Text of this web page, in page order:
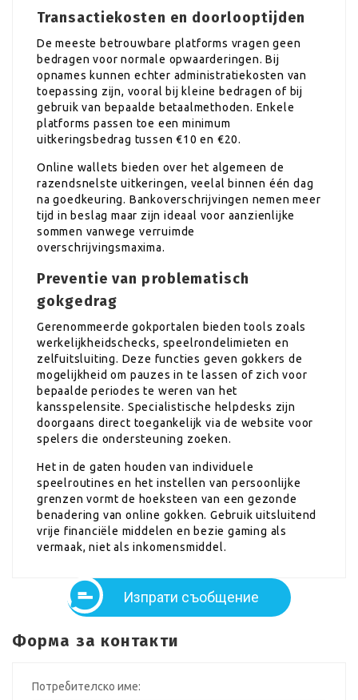
Transactiekosten en doorlooptijden
De meeste betrouwbare platforms vragen geen
bedragen voor normale opwaarderingen. Bij
opnames kunnen echter administratiekosten van
toepassing zijn, vooral bij kleine bedragen of bij
gebruik van bepaalde betaalmethoden. Enkele
platforms passen toe een minimum
uitkeringsbedrag tussen €10 en €20.
Online wallets bieden over het algemeen de
razendsnelste uitkeringen, veelal binnen één dag
na goedkeuring. Bankoverschrijvingen nemen meer
tijd in beslag maar zijn ideaal voor aanzienlijke
sommen vanwege verruimde
overschrijvingsmaxima.
Preventie van problematisch
gokgedrag
Gerenommeerde gokportalen bieden tools zoals
werkelijkheidschecks, speelrondelimieten en
zelfuitsluiting. Deze functies geven gokkers de
mogelijkheid om pauzes in te lassen of zich voor
bepaalde periodes te weren van het
kansspelensite. Specialistische helpdesks zijn
doorgaans direct toegankelijk via de website voor
spelers die ondersteuning zoeken.
Het in de gaten houden van individuele
speelroutines en het instellen van persoonlijke
grenzen vormt de hoeksteen van een gezonde
benadering van online gokken. Gebruik uitsluitend
vrije financiële middelen en bezie gaming als
vermaak, niet als inkomensmiddel.
Изпрати съобщение
Форма за контакти
Потребителско име: